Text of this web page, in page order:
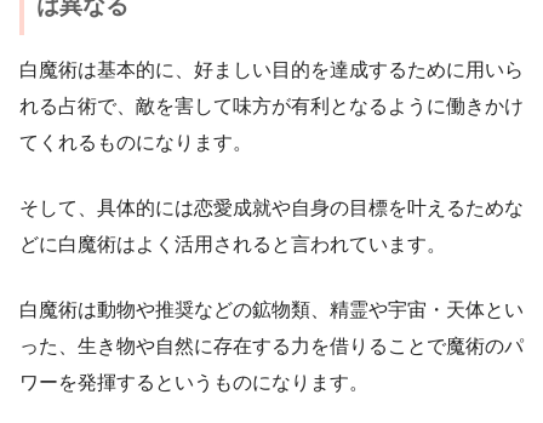
は異なる
白魔術は基本的に、好ましい目的を達成するために用いら
れる占術で、敵を害して味方が有利となるように働きかけ
てくれるものになります。
そして、具体的には恋愛成就や自身の目標を叶えるためな
どに白魔術はよく活用されると言われています。
白魔術は動物や推奨などの鉱物類、精霊や宇宙・天体とい
った、生き物や自然に存在する力を借りることで魔術のパ
ワーを発揮するというものになります。